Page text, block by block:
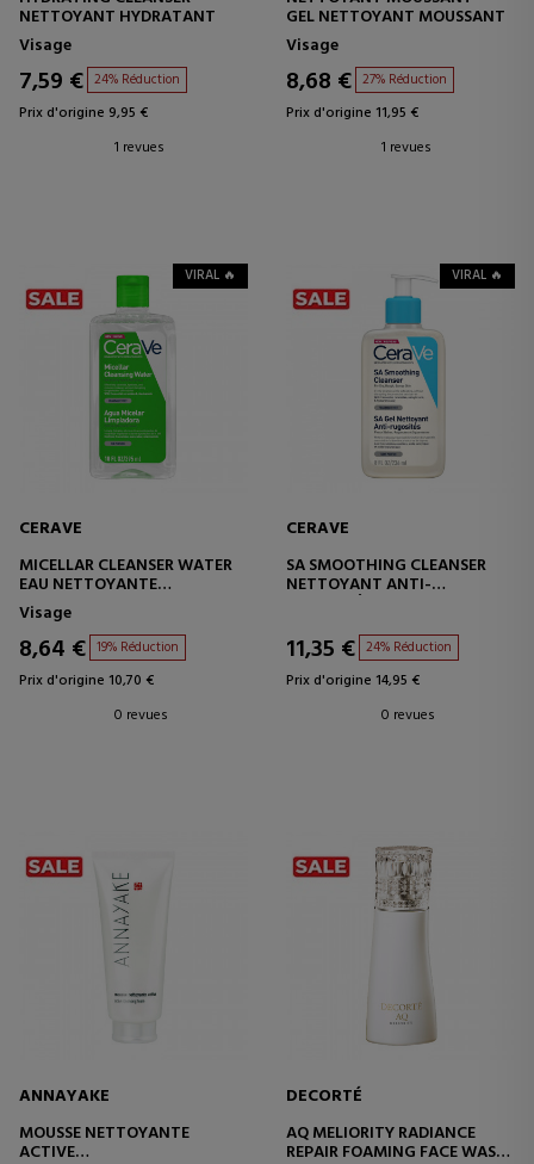
NETTOYANT HYDRATANT
Visage
7,59 € 24% Réduction
Prix d'origine 9,95 €
1 revues
GEL NETTOYANT MOUSSANT
Visage
8,68 € 27% Réduction
Prix d'origine 11,95 €
1 revues
VIRAL 🔥
CERAVE
MICELLAR CLEANSER WATER
EAU NETTOYANTE
HYDRATANTE
Visage
8,64 € 19% Réduction
Prix d'origine 10,70 €
0 revues
VIRAL 🔥
CERAVE
SA SMOOTHING CLEANSER
NETTOYANT ANTI-
RUGOSITÉS
11,35 € 24% Réduction
Prix d'origine 14,95 €
0 revues
ANNAYAKE
MOUSSE NETTOYANTE
ACTIVE
DECORTÉ
AQ MELIORITY RADIANCE
REPAIR FOAMING FACE WASH